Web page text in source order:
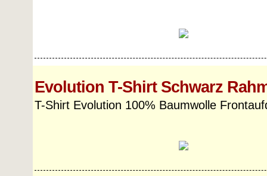
Evolution T-Shirt Schwarz
T-Shirt Evolution 100% Baumwolle